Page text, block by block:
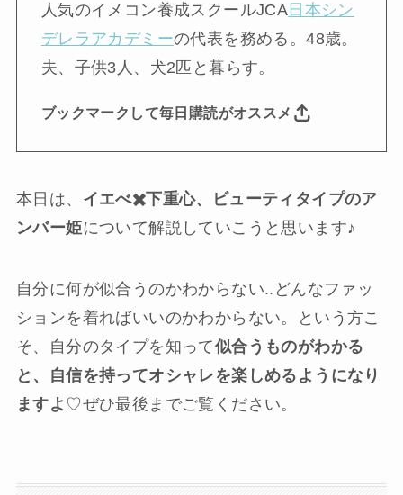
人気のイメコン養成スクールJCA 日本シン
デレラアカデミーの代表を務める。48歳。
夫、子供3人、犬2匹と暮らす。
ブックマークして毎日購読がオススメ
本日は、 イエべ✖️下重心、ビューティタイプのア
ンバー姫について解説していこうと思います♪
自分に何が似合うのかわからない..どんなファッ
ションを着ればいいのかわからない。という方こ
そ、自分のタイプを知って似合うものがわかる
と、自信を持ってオシャレを楽しめるようになり
ますよ ♡ぜひ最後までご覧ください。